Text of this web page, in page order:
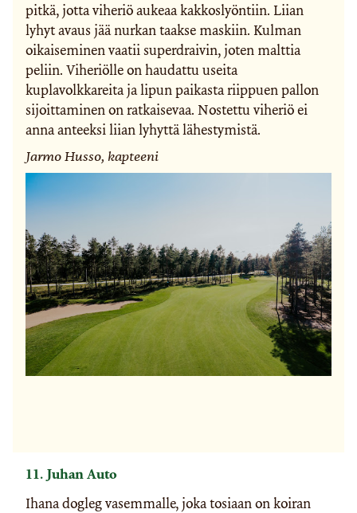
pitkä, jotta viheriö aukeaa kakkoslyöntiin. Liian
lyhyt avaus jää nurkan taakse maskiin. Kulman
oikaiseminen vaatii superdraivin, joten malttia
peliin. Viheriölle on haudattu useita
kuplavolkkareita ja lipun paikasta riippuen pallon
sijoittaminen on ratkaisevaa. Nostettu viheriö ei
anna anteeksi liian lyhyttä lähestymistä.
Jarmo Husso, kapteeni
11. Juhan Auto
Ihana dogleg vasemmalle, joka tosiaan on koiran